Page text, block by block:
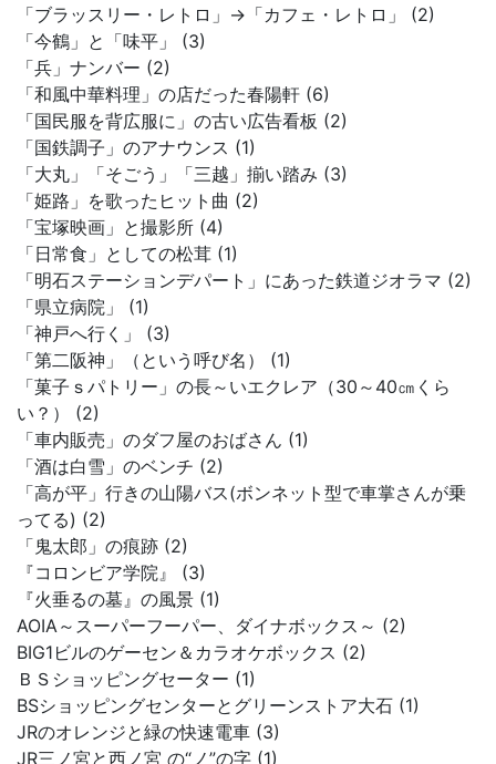
「ブラッスリー・レトロ」→「カフェ・レトロ」 (2)
「今鶴」と「味平」 (3)
「兵」ナンバー (2)
「和風中華料理」の店だった春陽軒 (6)
「国民服を背広服に」の古い広告看板 (2)
「国鉄調子」のアナウンス (1)
「大丸」「そごう」「三越」揃い踏み (3)
「姫路」を歌ったヒット曲 (2)
「宝塚映画」と撮影所 (4)
「日常食」としての松茸 (1)
「明石ステーションデパート」にあった鉄道ジオラマ (2)
「県立病院」 (1)
「神戸へ行く」 (3)
「第二阪神」（という呼び名） (1)
「菓子ｓパトリー」の長～いエクレア（30～40㎝くら
い？） (2)
「車内販売」のダフ屋のおばさん (1)
「酒は白雪」のベンチ (2)
「高が平」行きの山陽バス(ボンネット型で車掌さんが乗
ってる) (2)
「鬼太郎」の痕跡 (2)
『コロンビア学院』 (3)
『火垂るの墓』の風景 (1)
AOIA～スーパーフーパー、ダイナボックス～ (2)
BIG1ビルのゲーセン＆カラオケボックス (2)
ＢＳショッピングセーター (1)
BSショッピングセンターとグリーンストア大石 (1)
JRのオレンジと緑の快速電車 (3)
JR三ノ宮と西ノ宮 の“ノ”の字 (1)